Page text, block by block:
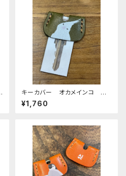
キーカバー オカメインコ ア
ルビノ Green グリーン ぽ
わんシリーズ おかめいんこ
¥1,760